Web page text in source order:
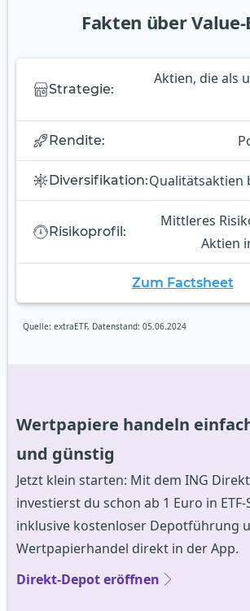
Fakten über Value-
Strategie:
Aktien, die als
Rendite:
Diversifikation:Qualitätsaktien
Risikoprofil:
Mittleres
Aktien
Zum Factsheet
Quelle: extraETF, Datenstand: 05.06.2024
Wertpapiere handeln
und günstig
Jetzt klein starten: Mit dem ING
investierst du schon ab 1 Euro in
inklusive kostenloser Depotführung
Wertpapierhandel direkt in der App.
Direkt-Depot eröffnen